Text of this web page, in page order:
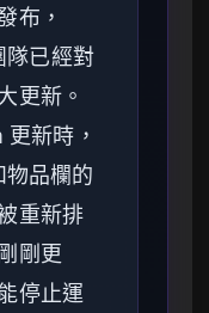
布，
隊已經對
更新。
新時，
品欄的
重新排
剛更
停止運